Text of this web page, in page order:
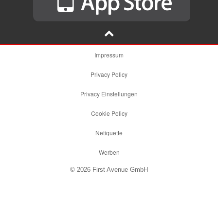
Impressum
Privacy Policy
Privacy Einstellungen
Cookie Policy
Netiquette
Werben
© 2026 First Avenue GmbH